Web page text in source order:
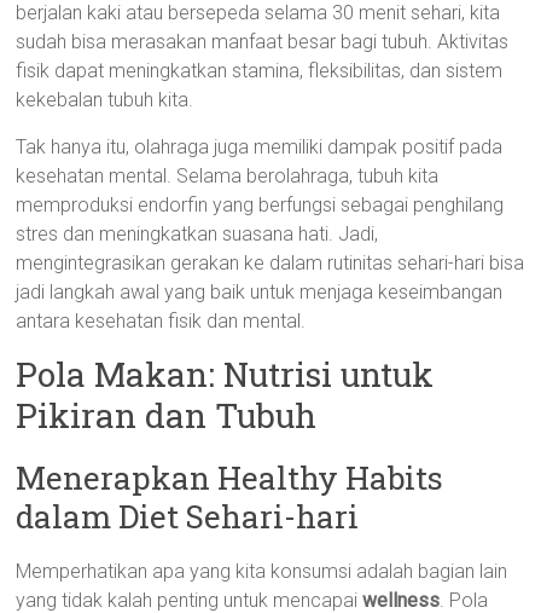
berjalan kaki atau bersepeda selama 30 menit sehari, kita
sudah bisa merasakan manfaat besar bagi tubuh. Aktivitas
fisik dapat meningkatkan stamina, fleksibilitas, dan sistem
kekebalan tubuh kita.
Tak hanya itu, olahraga juga memiliki dampak positif pada
kesehatan mental. Selama berolahraga, tubuh kita
memproduksi endorfin yang berfungsi sebagai penghilang
stres dan meningkatkan suasana hati. Jadi,
mengintegrasikan gerakan ke dalam rutinitas sehari-hari bisa
jadi langkah awal yang baik untuk menjaga keseimbangan
antara kesehatan fisik dan mental.
Pola Makan: Nutrisi untuk
Pikiran dan Tubuh
Menerapkan Healthy Habits
dalam Diet Sehari-hari
Memperhatikan apa yang kita konsumsi adalah bagian lain
yang tidak kalah penting untuk mencapaiwellness. Pola